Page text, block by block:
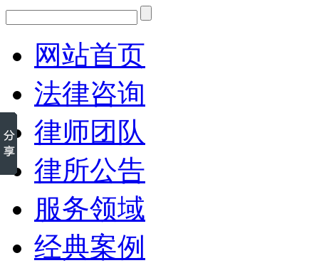
网站首页
法律咨询
律师团队
律所公告
服务领域
经典案例